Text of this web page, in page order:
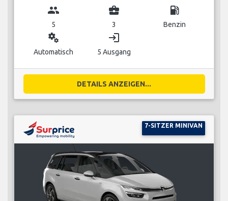
group
5
business_center
3
local_gas_station
Benzin
miscellaneous_services
Automatisch
login
5 Ausgang
DETAILS ANZEIGEN...
7-SITZER MINIVAN